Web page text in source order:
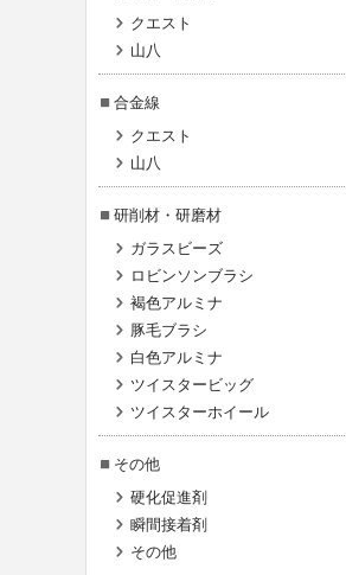
クエスト
山八
合金線
クエスト
山八
研削材・研磨材
ガラスビーズ
ロビンソンブラシ
褐色アルミナ
豚毛ブラシ
白色アルミナ
ツイスタービッグ
ツイスターホイール
その他
硬化促進剤
瞬間接着剤
その他